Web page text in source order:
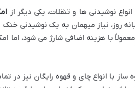
نوشیدنی ها و تنقلات، یکی دیگر از
روز، نیاز میهمان به یک نوشیدنی
با هزینه اضافی شارژ می شود،
ساز با انواع چای و قهوه رایگان نیز در